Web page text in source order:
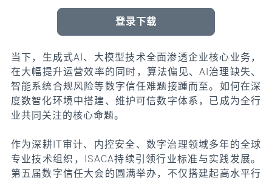
登录下载
当下，生成式AI、大模型技术全面渗透企业核心业务，
在大幅提升运营效率的同时，算法偏见、AI治理缺失、
智能系统合规风险等数字信任难题接踵而至。如何在深
度数智化环境中搭建、维护可信数字体系，已成为全行
业共同关注的核心命题。
作为深耕IT审计、内控安全、数字治理领域多年的全球
专业技术组织，ISACA持续引领行业标准与实践发展。
第五届数字信任大会的圆满举办，不仅搭建起高水平行